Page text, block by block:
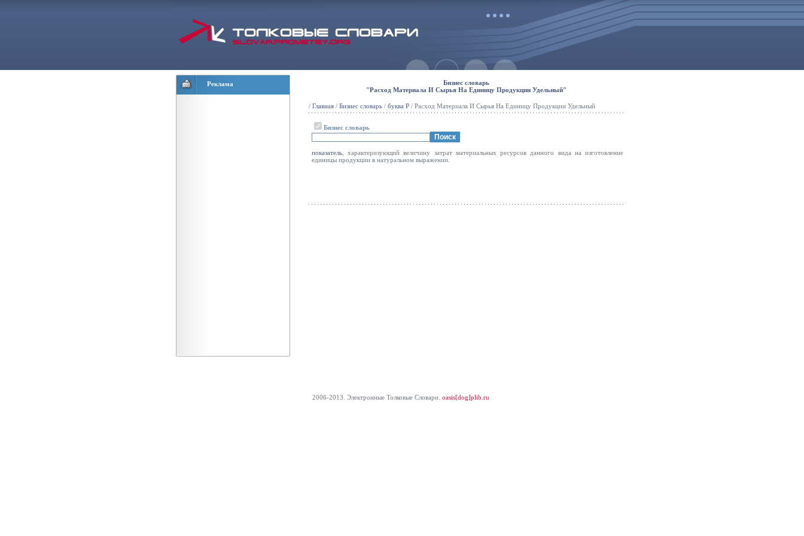
Реклама
Бизнес словарь
"Расход Материала И Сырья На Единицу Продукции Удельный"
/ Главная / Бизнес словарь / буква Р / Расход Материала И Сырья На Единицу Продукции Удельный
Бизнес словарь
показатель , характеризующий величину затрат материальных ресурсов данного вида на изготовление
единицы продукции в натуральном выражении.
2006-2013. Электронные Толковые Cловари. oasis[dog]plib.ru